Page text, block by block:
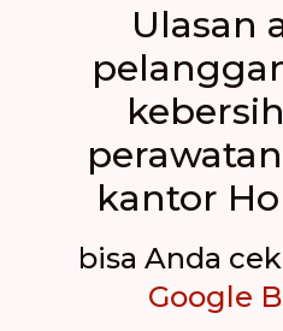
Ulasan
kantor
bisa Anda
Google